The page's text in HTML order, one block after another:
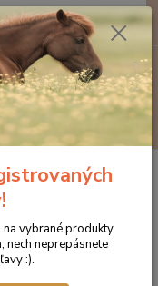
Menu
0ks
za0 €
Prílohy pre BARF
Dromy
vybrané produkty.
nech neprepásnete
:).